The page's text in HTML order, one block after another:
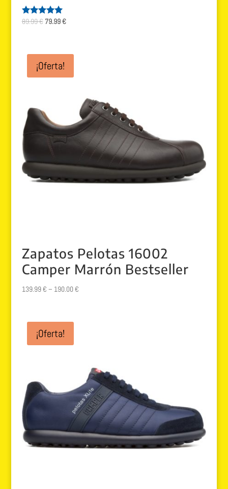
Valorado
89.99€ El
era:
89.99 €.
79.99€El
es:
¡Oferta!
Zapatos Pelotas 16002
Camper Marrón Bestseller
139.99€ – 190.00€
¡Oferta!